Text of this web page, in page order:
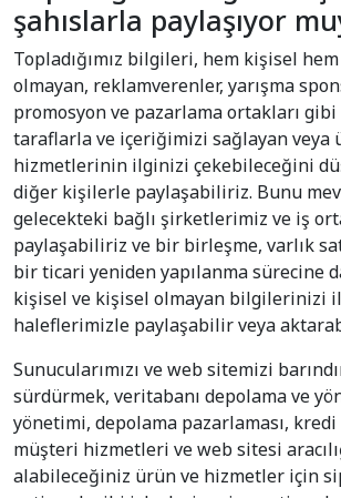
şahıslarla paylaşıyor
Topladığımız bilgileri, hem kişisel
olmayan, reklamverenler, yarışma
promosyon ve pazarlama ortakları gibi
taraflarla ve içeriğimizi sağlayan veya
hizmetlerinin ilginizi çekebileceğini
diğer kişilerle paylaşabiliriz. Bunu
gelecekteki bağlı şirketlerimiz ve iş
paylaşabiliriz ve bir birleşme, varlık
bir ticari yeniden yapılanma sürecine
kişisel ve kişisel olmayan bilgilerinizi
haleflerimizle paylaşabilir veya
Sunucularımızı ve web sitemizi
sürdürmek, veritabanı depolama ve
yönetimi, depolama pazarlaması,
müşteri hizmetleri ve web sitesi
alabileceğiniz ürün ve hizmetler için